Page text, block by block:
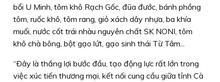
bổi U Minh, tôm khô Rạch Gốc, đũa đước, bánh phồng
tôm, ruốc khô, tôm rang, giỏ xách dây nhựa, ba khía
muối, nước cốt trái nhàu nguyên chất SK NONI, tôm
khô chà bông, bột gạo lứt, gạo sinh thái Từ Tâm...
“Ðây là thắng lợi bước đầu, tạo động lực rất lớn trong
việc xúc tiến thương mại, kết nối cung cầu giữa tỉnh Cà